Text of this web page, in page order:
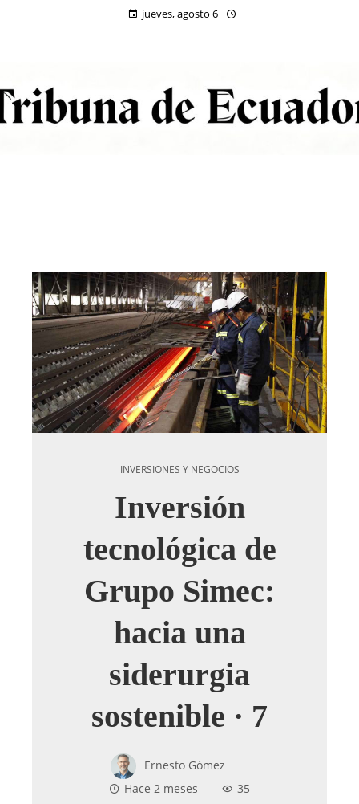
jueves, agosto 6
INVERSIONES Y NEGOCIOS
Inversión
tecnológica de
Grupo Simec:
hacia una
siderurgia
sostenible · 7
Ernesto Gómez
Hace 2 meses
35